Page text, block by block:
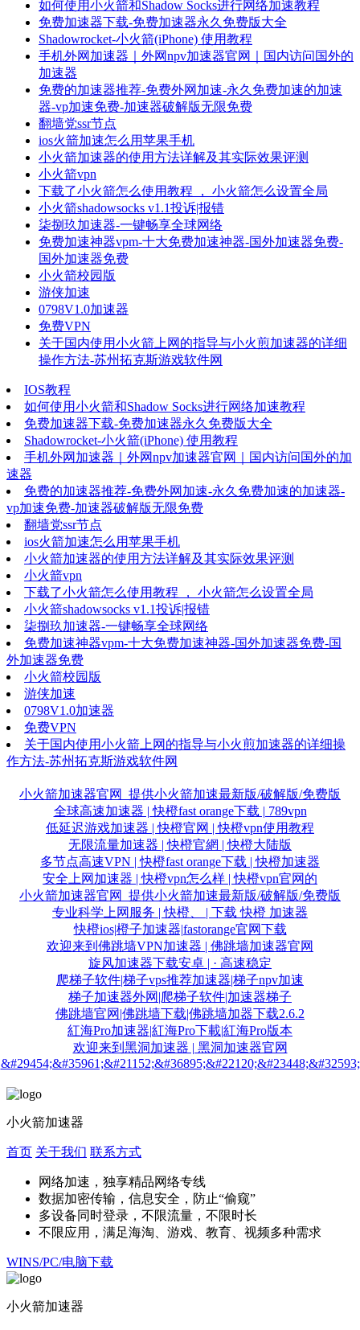
如何使用小火箭和Shadow Socks进行网络加速教程
免费加速器下载-免费加速器永久免费版大全
Shadowrocket-小火箭(iPhone) 使用教程
手机外网加速器｜外网npv加速器官网｜国内访问国外的
加速器
免费的加速器推荐-免费外网加速-永久免费加速的加速
器-vp加速免费-加速器破解版无限免费
翻墙党ssr节点
ios火箭加速怎么用苹果手机
小火箭加速器的使用方法详解及其实际效果评测
小火箭vpn
下载了小火箭怎么使用教程 ， 小火箭怎么设置全局
小火箭shadowsocks v1.1投诉|报错
柒捌玖加速器-一键畅享全球网络
免费加速神器vpm-十大免费加速神器-国外加速器免费-
国外加速器免费
小火箭校园版
游侠加速
0798V1.0加速器
免费VPN
关于国内使用小火箭上网的指导与小火煎加速器的详细
操作方法-苏州拓克斯游戏软件网
IOS教程
如何使用小火箭和Shadow Socks进行网络加速教程
免费加速器下载-免费加速器永久免费版大全
Shadowrocket-小火箭(iPhone) 使用教程
手机外网加速器｜外网npv加速器官网｜国内访问国外的加
速器
免费的加速器推荐-免费外网加速-永久免费加速的加速器-
vp加速免费-加速器破解版无限免费
翻墙党ssr节点
ios火箭加速怎么用苹果手机
小火箭加速器的使用方法详解及其实际效果评测
小火箭vpn
下载了小火箭怎么使用教程 ， 小火箭怎么设置全局
小火箭shadowsocks v1.1投诉|报错
柒捌玖加速器-一键畅享全球网络
免费加速神器vpm-十大免费加速神器-国外加速器免费-国
外加速器免费
小火箭校园版
游侠加速
0798V1.0加速器
免费VPN
关于国内使用小火箭上网的指导与小火煎加速器的详细操
作方法-苏州拓克斯游戏软件网
小火箭加速器官网_提供小火箭加速最新版/破解版/免费版
全球高速加速器 | 快橙fast orange下载 | 789vpn
低延迟游戏加速器 | 快橙官网 | 快橙vpn使用教程
无限流量加速器 | 快橙官網 | 快橙大陆版
多节点高速VPN | 快橙fast orange下载 | 快橙加速器
安全上网加速器 | 快橙vpn怎么样 | 快橙vpn官网的
小火箭加速器官网_提供小火箭加速最新版/破解版/免费版
专业科学上网服务 | 快橙、 | 下载 快橙 加速器
快橙ios|橙子加速器|fastorange官网下载
欢迎来到佛跳墙VPN加速器 | 佛跳墙加速器官网
旋风加速器下载安卓 | · 高速稳定
爬梯子软件|梯子vps推荐加速器|梯子npv加速
梯子加速器外网|爬梯子软件|加速器梯子
佛跳墙官网|佛跳墙下载|佛跳墙加器下载2.6.2
紅海Pro加速器|紅海Pro下載|紅海Pro版本
欢迎来到黑洞加速器 | 黑洞加速器官网
&#29454;&#35961;&#21152;&#36895;&#22120;&#23448;&#32593;
小火箭加速器
首页 关于我们 联系方式
网络加速，独享精品网络专线
数据加密传输，信息安全，防止“偷窥”
多设备同时登录，不限流量，不限时长
不限应用，满足海淘、游戏、教育、视频多种需求
WINS/PC/电脑下载
小火箭加速器